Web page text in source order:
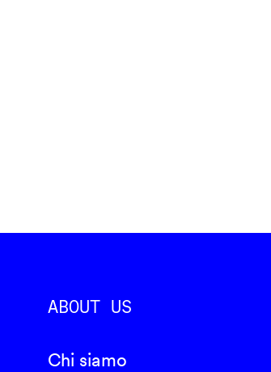
ABOUT US
Chi siamo